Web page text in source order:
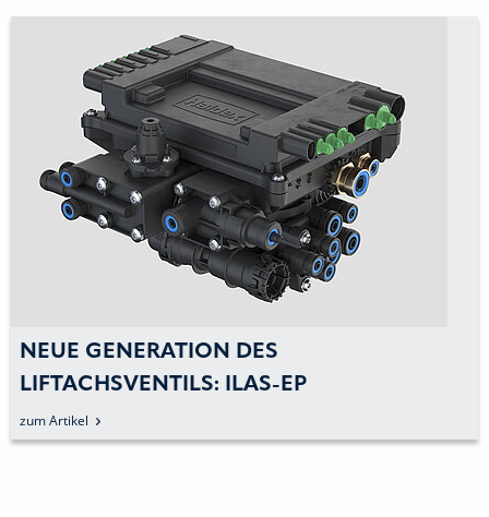
NEUE GENERATION DES
LIFTACHSVENTILS: ILAS-EP
zum Artikel